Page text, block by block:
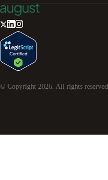
© Copyright 2026 . All rights reserved.